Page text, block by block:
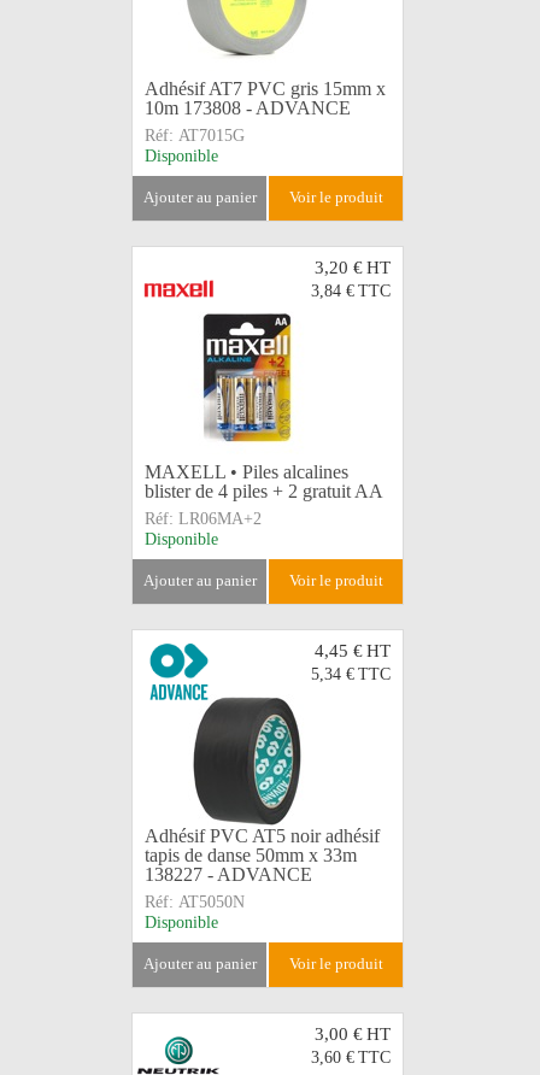
Adhésif AT7 PVC gris 15mm x
10m 173808 - ADVANCE
Réf: AT7015G
Disponible
ajouter au panier voir le produit
3,20 €HT
3,84 € TTC
MAXELL • Piles alcalines
blister de 4 piles + 2 gratuit AA
Réf: LR06MA+2
Disponible
ajouter au panier voir le produit
4,45 €HT
5,34 € TTC
Adhésif PVC AT5 noir adhésif
tapis de danse 50mm x 33m
138227 - ADVANCE
Réf: AT5050N
Disponible
ajouter au panier voir le produit
3,00 €HT
3,60 € TTC